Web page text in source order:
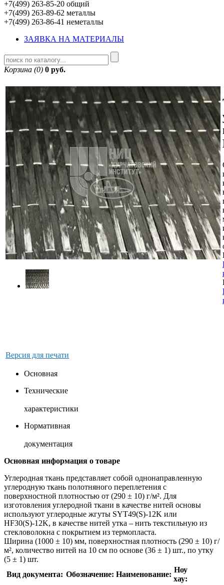
+7(499) 263-85-20 общий
+7(499) 263-89-62 металлы
+7(499) 263-86-41 неметаллы
ЗАЯВКА НА МАТЕРИАЛЫ
Корзина (0) 0 руб.
Версия для печати
Основная
Технические
характеристики
Нормативная
документация
Основная информация о товаре
Углеродная ткань представляет собой однонаправленную
углеродную ткань полотняного переплетения с
поверхностной плотностью от (290 ± 10) г/м². Для
изготовления углеродной ткани в качестве нитей основы
используют углеродные жгуты SYT49(S)-12K или
HF30(S)-12K, в качестве нитей утка – нить текстильную из
стекловолокна с покрытием из термопласта.
Ширина (1000 ± 10) мм, поверхностная плотность (290 ± 10) г/
м², количество нитей на 10 см по основе (36 ± 1) шт., по утку
(5 ± 1) шт.
Вид документа: Обозначение: Наименование:
Ноу
хау: